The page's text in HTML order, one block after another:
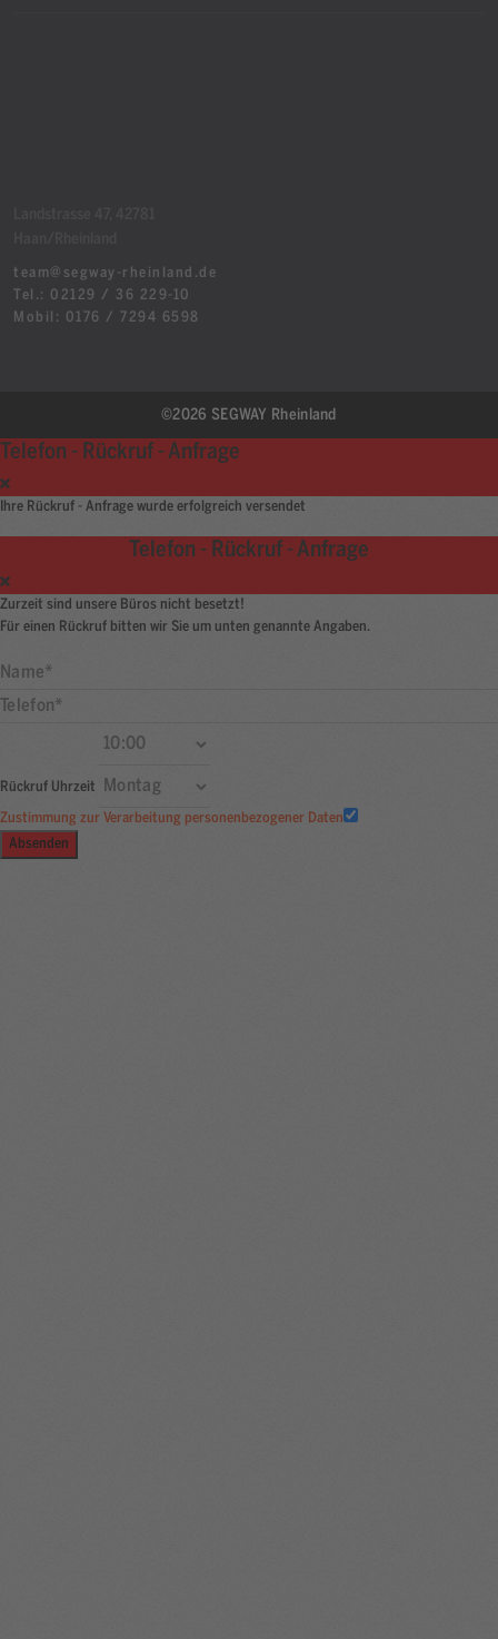
team@segway-rheinland.de
Tel.: 02129 / 36 229-10
Mobil: 0176 / 7294 6598
©2026 SEGWAY Rheinland
Telefon - Rückruf - Anfrage
Ihre Rückruf - Anfrage wurde erfolgreich versendet
Telefon - Rückruf - Anfrage
Zurzeit sind unsere Büros nicht besetzt!
Für einen Rückruf bitten wir Sie um unten genannte Angaben.
Rückruf Uhrzeit
Zustimmung zur Verarbeitung personenbezogener Daten
Absenden